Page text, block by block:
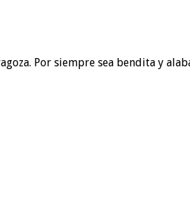
Por siempre sea bendita y